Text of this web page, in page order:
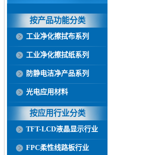
按产品功能分类
工业净化擦拭布系列
工业净化擦拭纸系列
防静电洁净产品系列
光电应用材料
按应用行业分类
TFT-LCD液晶显示行业
FPC柔性线路板行业